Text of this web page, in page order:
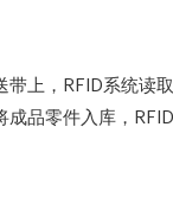
带上，RFID系统
品零件入库，